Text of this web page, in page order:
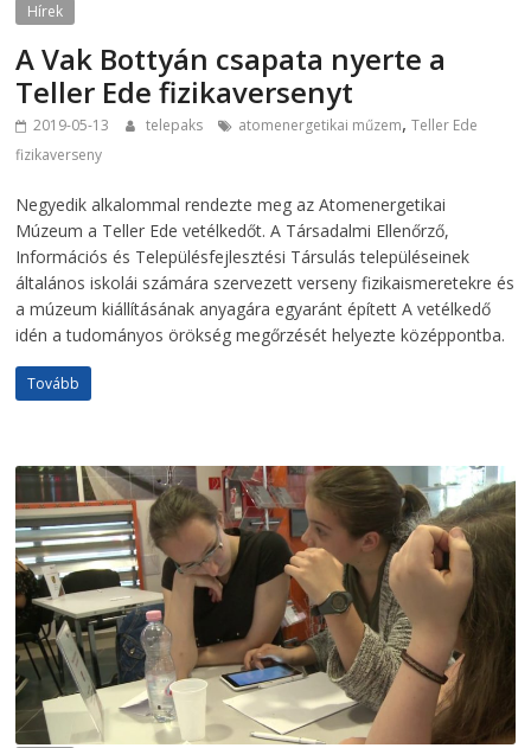
Hírek
A Vak Bottyán csapata nyerte a
Teller Ede fizikaversenyt
2019-05-13 telepaks atomenergetikai műzem,Teller Ede
fizikaverseny
Negyedik alkalommal rendezte meg az Atomenergetikai
Múzeum a Teller Ede vetélkedőt. A Társadalmi Ellenőrző,
Információs és Településfejlesztési Társulás településeinek
általános iskolái számára szervezett verseny fizikaismeretekre és
a múzeum kiállításának anyagára egyaránt épített A vetélkedő
idén a tudományos örökség megőrzését helyezte középpontba.
Tovább